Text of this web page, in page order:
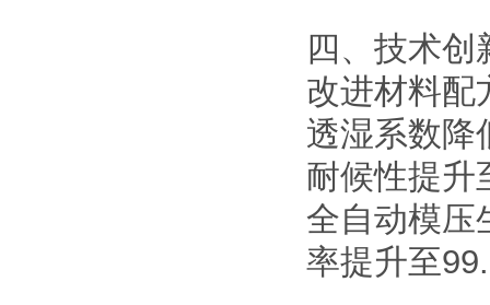
四、技术
改进材料配
透湿系数降
耐候性提升
全自动模压
率提升至